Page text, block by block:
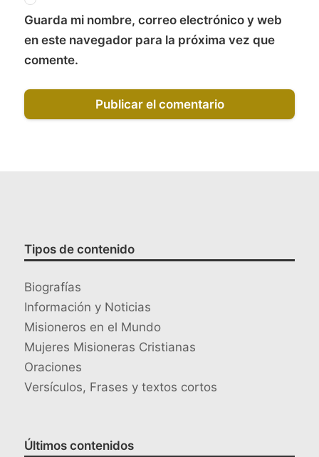
Guarda mi nombre, correo electrónico y web
en este navegador para la próxima vez que
comente.
Tipos de contenido
Biografías
Información y Noticias
Misioneros en el Mundo
Mujeres Misioneras Cristianas
Oraciones
Versículos, Frases y textos cortos
Últimos contenidos